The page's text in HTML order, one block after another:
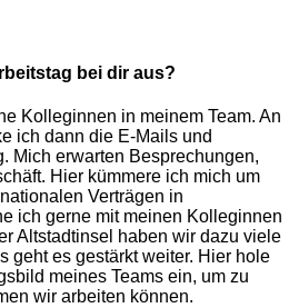
bei dir aus?
Kolleginnen in meinem Team. An
ich dann die E-Mails und
Mich erwarten Besprechungen,
Hier kümmere ich mich um
Verträgen in
ich gerne mit meinen Kolleginnen
Altstadtinsel haben wir dazu viele
geht es gestärkt weiter. Hier hole
meines Teams ein, um zu
wir arbeiten können.